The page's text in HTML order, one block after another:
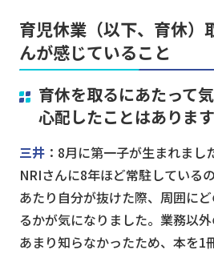
育児休業（以下、育休）
んが感じていること
育休を取るにあたって
心配したことはありま
三井 ：8月に第一子が生まれまし
NRIさんに8年ほど常駐している
あたり自分が抜けた際、周囲に
るかが気になりました。業務以
あまり知らなかったため、本を1